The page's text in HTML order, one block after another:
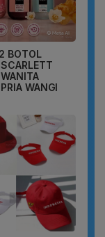
BOTOL
WANGI